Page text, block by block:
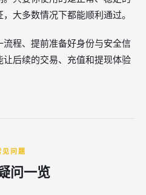
大多数情况下都能顺利通过。
程、提前准备好身份与安全信
后续的交易、充值和提现体验
见问题
问一览